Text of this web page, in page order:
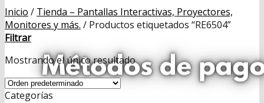
Inicio / Tienda – Pantallas Interactivas, Proyectores,
Monitores y más. / Productos etiquetados “RE6504”
Filtrar
Mostrando el único resultado
Categorías